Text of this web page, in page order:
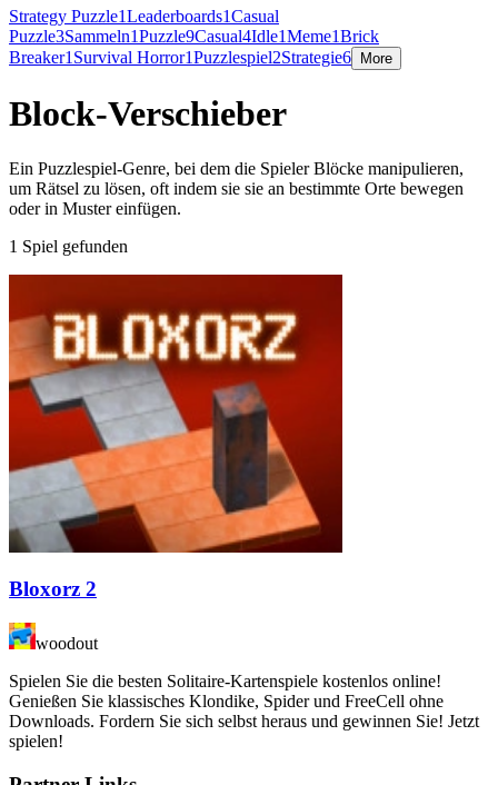
Strategy Puzzle1Leaderboards1Casual
Puzzle3Sammeln1Puzzle9Casual4Idle1Meme1Brick
Breaker1 Survival Horror1Puzzlespiel2Strategie6 More
Block-Verschieber
Ein Puzzlespiel-Genre, bei dem die Spieler Blöcke manipulieren,
um Rätsel zu lösen, oft indem sie sie an bestimmte Orte bewegen
oder in Muster einfügen.
1 Spiel gefunden
Bloxorz 2
woodout
Spielen Sie die besten Solitaire-Kartenspiele kostenlos online!
Genießen Sie klassisches Klondike, Spider und FreeCell ohne
Downloads. Fordern Sie sich selbst heraus und gewinnen Sie! Jetzt
spielen!